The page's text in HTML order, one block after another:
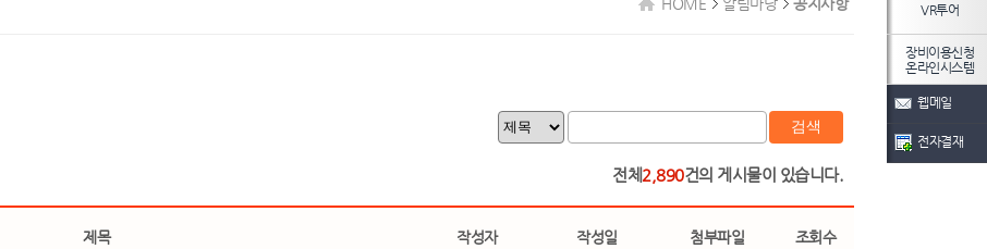
검색
전체 2,890건의 게시물이 있습니다.
제목 작성자 작성일 첨부파일 조회수
VR투어
장비이용신청
온라인시스템
웹메일
전자결재